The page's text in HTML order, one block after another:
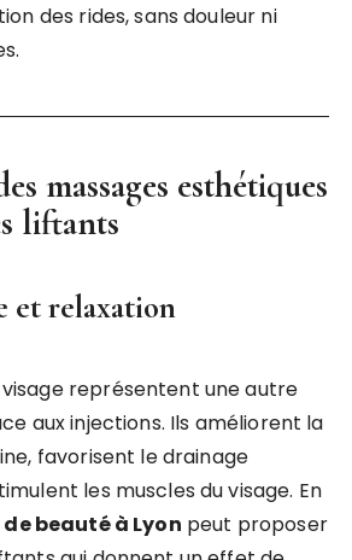
des rides, sans douleur ni
massages esthétiques
liftants
et relaxation
visage représentent une autre
aux injections. Ils améliorent la
favorisent le drainage
les muscles du visage. En
beauté à Lyon peut proposer